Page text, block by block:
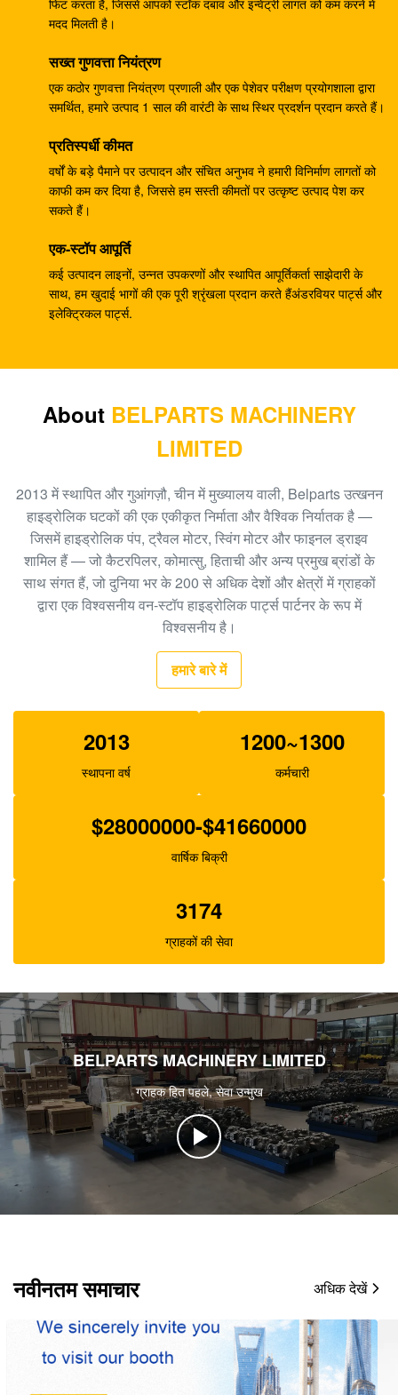
पायलट पंप 708-23-04014 कोमात्सु के लिए
YA00000734
खुदाई PC40MR-2 हाइड्रोलिक मुख्य नियंत्रण वाल्व 1001-5500
ZX300 . के लिए HPV145G प्रेशर पंप रेगुलेटर ९१९५२४३
Belparts ZX200 HPV0102 हाइड्रोलिक पंप नियामक
9181608
खुदाई करने वाला E304CR स्विंग मोटर परख E304 हाइड्रोलिक
स्विंग कमी परख
210Kg SK250 खुदाई नियंत्रण वाल्व B44014B KMX15YD
9122781
हिताची खुदाई EX200 HPV116 रेगुलेटर स्पेयर पार्ट्स
K3V63DT हाइड्रोलिक पंप नियामक, E312 खुदाई हाइड्रोलिक
पंप पार्ट्स SA8230-09140
खुदाई R360 K3V180DT हाइड्रोलिक पंप पार्ट्स XJBN-00590
पंप नियामक Pump
E320C खुदाई के लिए SBS120 हाइड्रोलिक पंप परख 1262016
मदद मिलती है।
सख्त गुणवत्ता नियंत्रण
एक कठोर गुणवत्ता नियंत्रण प्रणाली और एक पेशेवर परीक्षण प्रयोगशाला द्वारा
समर्थित, हमारे उत्पाद 1 साल की वारंटी के साथ स्थिर प्रदर्शन प्रदान करते हैं।
प्रतिस्पर्धी कीमत
वर्षों के बड़े पैमाने पर उत्पादन और संचित अनुभव ने हमारी विनिर्माण लागतों को
काफी कम कर दिया है, जिससे हम सस्ती कीमतों पर उत्कृष्ट उत्पाद पेश कर
सकते हैं।
एक-स्टॉप आपूर्ति
कई उत्पादन लाइनों, उन्नत उपकरणों और स्थापित आपूर्तिकर्ता साझेदारी के
साथ, हम खुदाई भागों की एक पूरी श्रृंखला प्रदान करते हैंअंडरवियर पार्ट्स और
इलेक्ट्रिकल पार्ट्स.
About BELPARTS MACHINERY
LIMITED
2013 में स्थापित और गुआंगज़ौ, चीन में मुख्यालय वाली, Belparts उत्खनन
हाइड्रोलिक घटकों की एक एकीकृत निर्माता और वैश्विक निर्यातक है —
जिसमें हाइड्रोलिक पंप, ट्रैवल मोटर, स्विंग मोटर और फाइनल ड्राइव
शामिल हैं — जो कैटरपिलर, कोमात्सु, हिताची और अन्य प्रमुख ब्रांडों के
साथ संगत हैं, जो दुनिया भर के 200 से अधिक देशों और क्षेत्रों में ग्राहकों
द्वारा एक विश्वसनीय वन-स्टॉप हाइड्रोलिक पार्ट्स पार्टनर के रूप में
विश्वसनीय है।
हमारे बारे में
2013
स्थापना वर्ष
1200~1300
कर्मचारी
$28000000-$41660000
वार्षिक बिक्री
3174
ग्राहकों की सेवा
BELPARTS MACHINERY LIMITED
ग्राहक हित पहले, सेवा उन्मुख
नवीनतम समाचार अधिक देखें